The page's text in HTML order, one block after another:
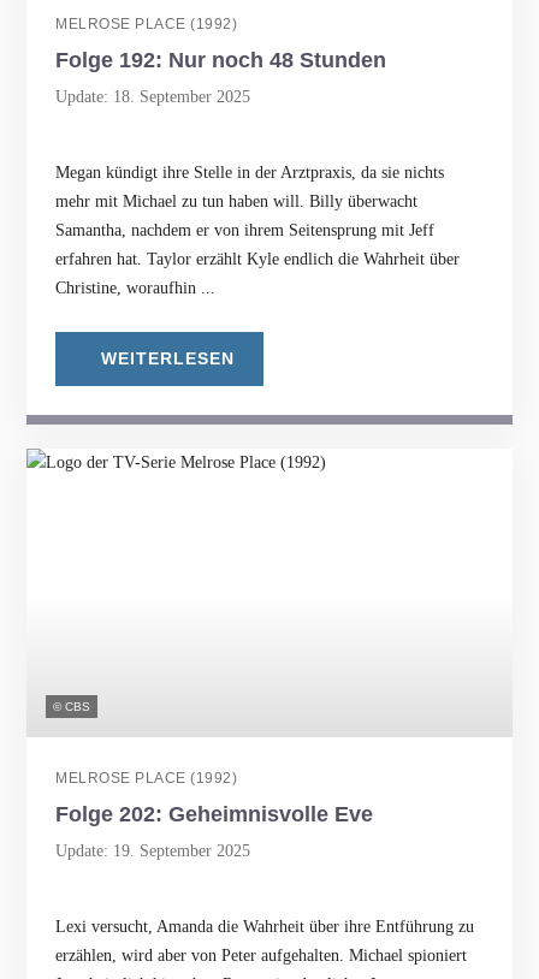
MELROSE PLACE (1992)
Folge 192: Nur noch 48 Stunden
Update: 18. September 2025
Megan kündigt ihre Stelle in der Arztpraxis, da sie nichts
mehr mit Michael zu tun haben will. Billy überwacht
Samantha, nachdem er von ihrem Seitensprung mit Jeff
erfahren hat. Taylor erzählt Kyle endlich die Wahrheit über
Christine, woraufhin ...
WEITERLESEN
© CBS
MELROSE PLACE (1992)
Folge 202: Geheimnisvolle Eve
Update: 19. September 2025
Lexi versucht, Amanda die Wahrheit über ihre Entführung zu
erzählen, wird aber von Peter aufgehalten. Michael spioniert